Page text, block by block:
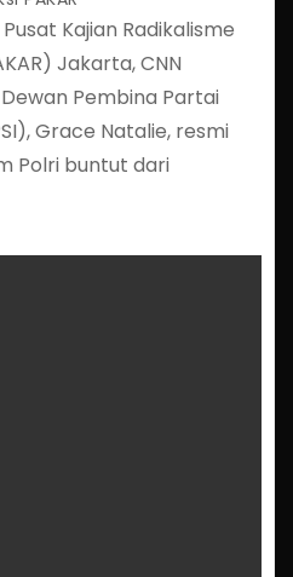
Kajian Radikalisme
Jakarta, CNN
Pembina Partai
Grace Natalie, resmi
Polri buntut dari